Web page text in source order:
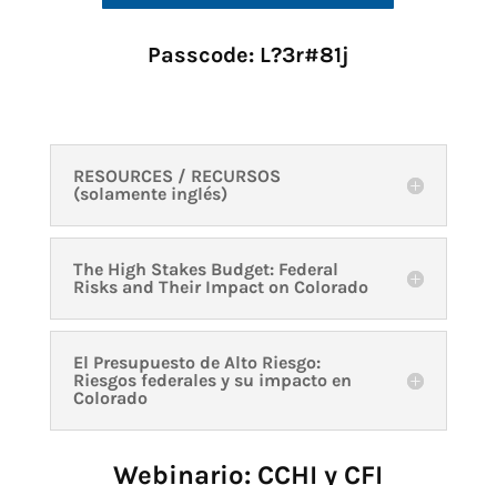
Passcode: L?3r#81j
RESOURCES / RECURSOS
(solamente inglés)
The High Stakes Budget: Federal
Risks and Their Impact on Colorado
El Presupuesto de Alto Riesgo:
Riesgos federales y su impacto en
Colorado
Webinario: CCHI y CFI